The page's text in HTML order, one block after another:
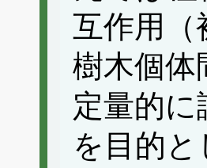
互作用（
樹木個体
定量的
を目的と